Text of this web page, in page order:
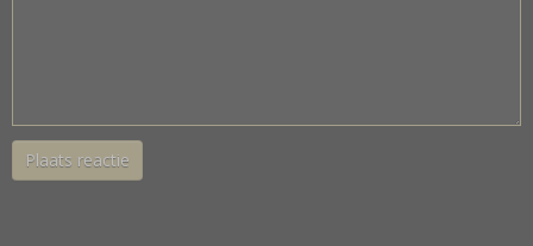
Plaats reactie